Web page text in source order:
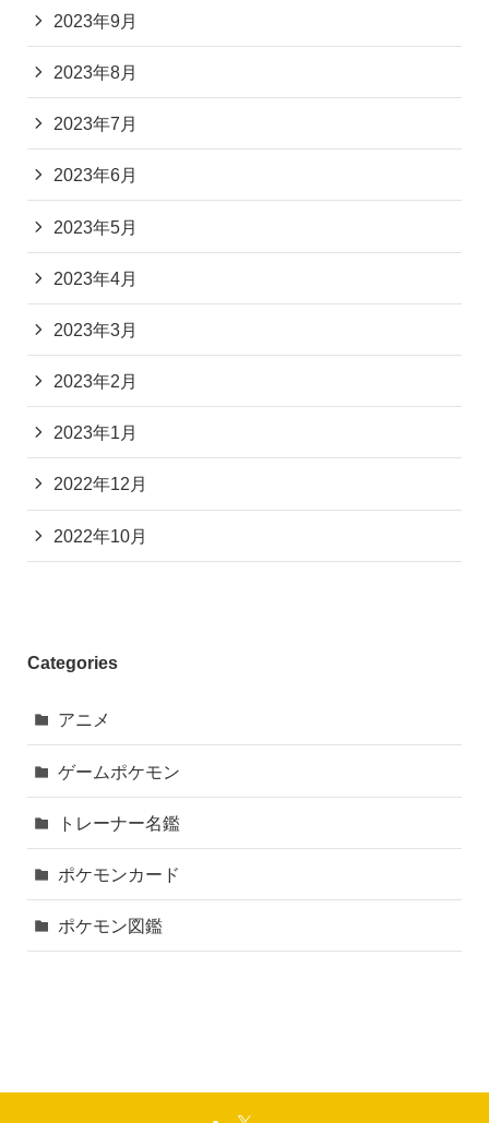
2023年9月
2023年8月
2023年7月
2023年6月
2023年5月
2023年4月
2023年3月
2023年2月
2023年1月
2022年12月
2022年10月
Categories
アニメ
ゲームポケモン
トレーナー名鑑
ポケモンカード
ポケモン図鑑